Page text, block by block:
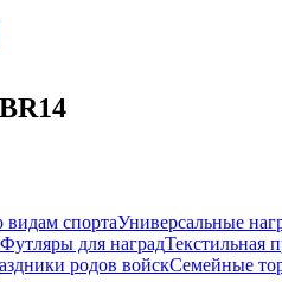
спортаУниверсальные
Футляры для наградТекстильная
родов войскСемейные